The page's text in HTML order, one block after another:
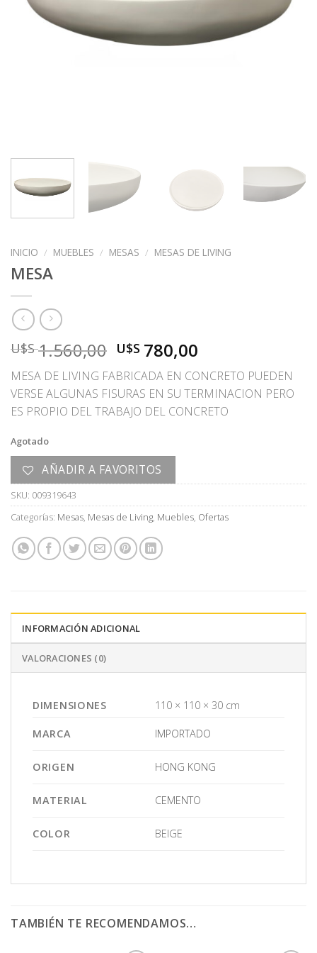
INICIO / MUEBLES / MESAS / MESAS DE LIVING
MESA
U$S1.560,00 El
precio
original
era:
U$S
U$S 780,00
precio
actual
es:
U$S
MESA DE LIVING FABRICADA EN CONCRETO PUEDEN
VERSE ALGUNAS FISURAS EN SU TERMINACION PERO
ES PROPIO DEL TRABAJO DEL CONCRETO
Agotado
AÑADIR A FAVORITOS
SKU: 009319643
Categorías: Mesas, Mesas de Living, Muebles, Ofertas
INFORMACIÓN ADICIONAL
VALORACIONES (0)
DIMENSIONES 110 × 110 × 30 cm
MARCA IMPORTADO
ORIGEN HONG KONG
MATERIAL CEMENTO
COLOR BEIGE
TAMBIÉN TE RECOMENDAMOS…